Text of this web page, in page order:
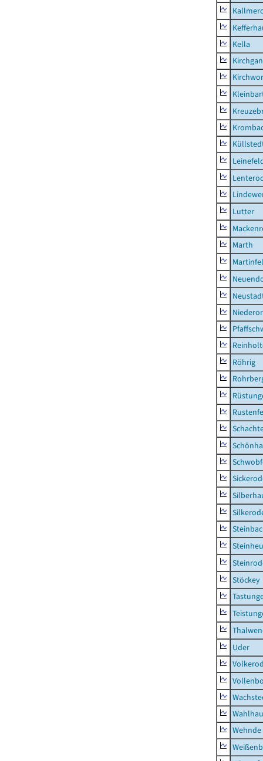
Kella
Lutter
Marth
Röhrig
Stöckey
Uder
Wehnde